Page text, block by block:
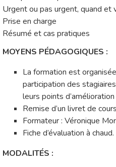
Urgent ou pas urgent, quand et
Prise en charge
Résumé et cas pratiques
MOYENS PÉDAGOGIQUES :
La formation est
participation des
leurs points
Remise d’un livret de
Formateur : Véronique
Fiche d’évaluation à chaud.
MODALITÉS :